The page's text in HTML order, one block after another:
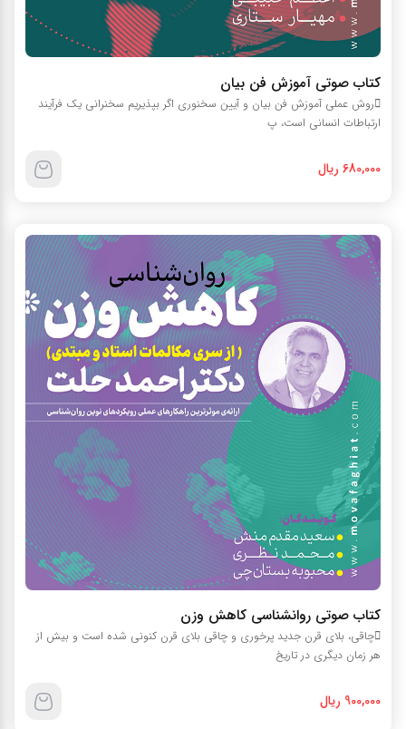
کتاب صوتي آموزش فن بيان
روش عملي آموزش فن بيان و آيين سخنوري اگر بپذيريم سخنراني يک فرآيند
ارتباطات انساني است، پ
680,000 ریال
کتاب صوتي روانشناسي کاهش وزن
چاقي، بلاي قرن جديد پرخوري و چاقي بلاي قرن کنوني شده است و بيش از
هر زمان ديگري در تاريخ
900,000 ریال